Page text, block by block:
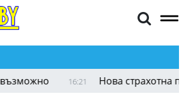
С много работа и